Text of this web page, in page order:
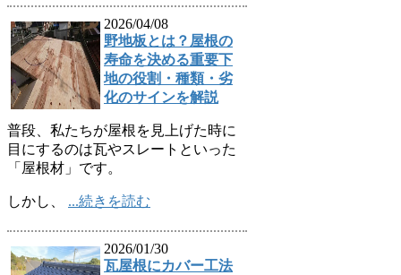
2026/04/08
野地板とは？屋根の
寿命を決める重要下
地の役割・種類・劣
化のサインを解説
普段、私たちが屋根を見上げた時に
目にするのは瓦やスレートといった
「屋根材」です。
しかし、 ...続きを読む
2026/01/30
瓦屋根にカバー工法